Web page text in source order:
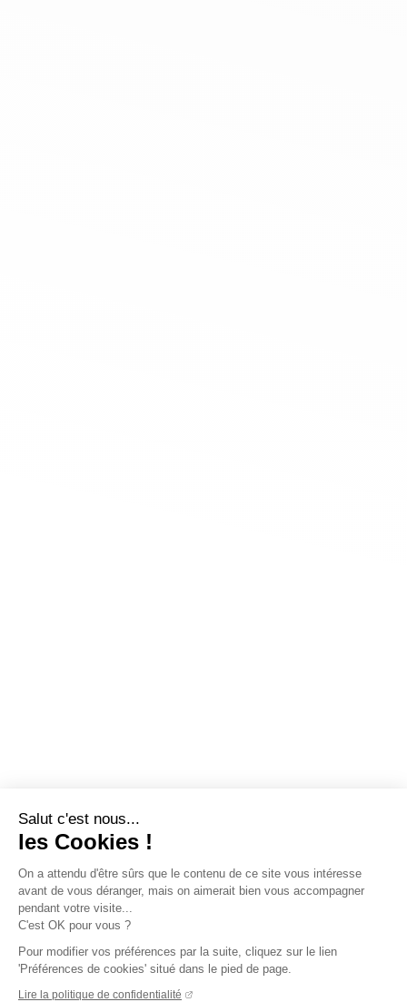
Salut c'est nous...
les Cookies !
On a attendu d'être sûrs que le contenu de ce site vous intéresse
avant de vous déranger, mais on aimerait bien vous accompagner
pendant votre visite...
C'est OK pour vous ?
Pour modifier vos préférences par la suite, cliquez sur le lien
'Préférences de cookies' situé dans le pied de page.
Lire la politique de confidentialité